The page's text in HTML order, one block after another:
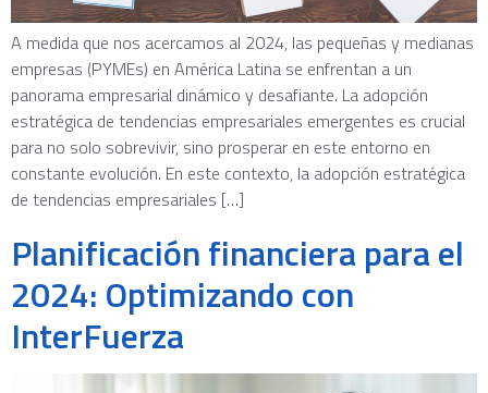
A medida que nos acercamos al 2024, las pequeñas y medianas
empresas (PYMEs) en América Latina se enfrentan a un
panorama empresarial dinámico y desafiante. La adopción
estratégica de tendencias empresariales emergentes es crucial
para no solo sobrevivir, sino prosperar en este entorno en
constante evolución. En este contexto, la adopción estratégica
de tendencias empresariales […]
Planificación financiera para el
2024: Optimizando con
InterFuerza